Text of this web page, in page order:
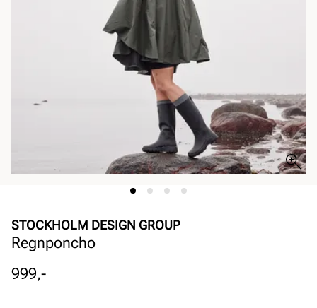
STOCKHOLM DESIGN GROUP
Regnponcho
Pris
999,-